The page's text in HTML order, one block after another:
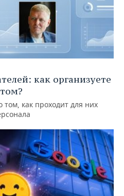
как организуете
как проходит для них